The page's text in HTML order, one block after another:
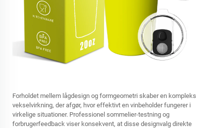
Forholdet mellem lågdesign og formgeometri skaber en kompleks
vekselvirkning, der afgør, hvor effektivt en vinbeholder fungerer i
virkelige situationer. Professionel sommelier-testning og
forbrugerfeedback viser konsekvent, at disse designvalg direkte